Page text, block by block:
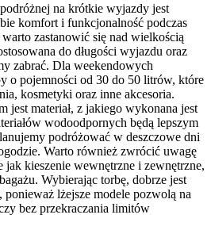
na krótkie wyjazdy jest
komfort i funkcjonalność podczas
zastanowić się nad wielkością
do długości wyjazdu oraz
zabrać. Dla weekendowych
o pojemności od 30 do 50 litrów, które
kosmetyki oraz inne akcesoria.
jest materiał, z jakiego wykonana jest
wodoodpornych będą lepszym
podróżować w deszczowe dni
Warto również zwrócić uwagę
kieszenie wewnętrzne i zewnętrzne,
Wybierając torbę, dobrze jest
lżejsze modele pozwolą na
bez przekraczania limitów